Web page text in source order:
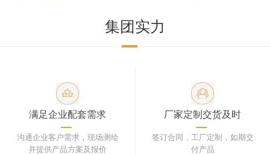
集团实力
满足企业配套需求
沟通企业客户需求，现场测绘
并提供产品方案及报价
厂家定制交货及时
签订合同，工厂定制，如期交
付产品